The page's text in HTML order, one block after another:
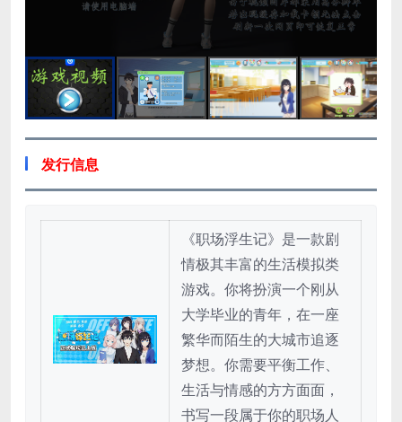
Video
发行信息
《职场浮生记》是一款剧
情极其丰富的生活模拟类
游戏。你将扮演一个刚从
大学毕业的青年，在一座
繁华而陌生的大城市追逐
梦想。你需要平衡工作、
生活与情感的方方面面，
书写一段属于你的职场人